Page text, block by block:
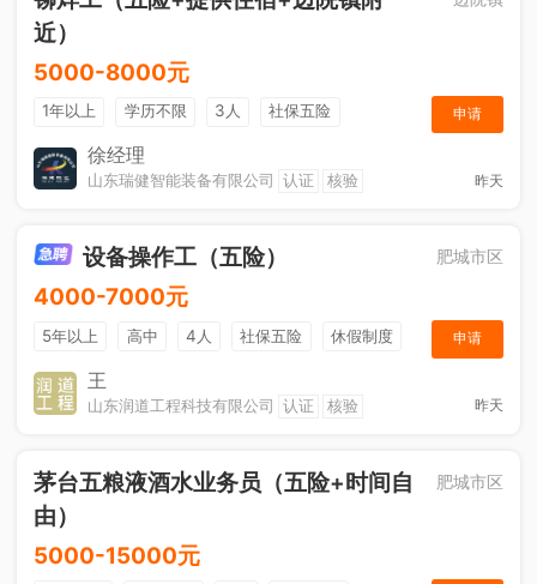
近）
5000-8000元
1年以上 学历不限 3人
社保五险
节日福利
奖励计划
申请
徐经理
山东瑞健智能装备有限公司 认证 核验 昨天
设备操作工（五险） 肥城市区
4000-7000元
5年以上 高中 4人 社保五险
休假制度
加班补助
申请
王
山东润道工程科技有限公司 认证 核验 昨天
茅台五粮液酒水业务员（五险+时间自
由）
肥城市区
5000-15000元